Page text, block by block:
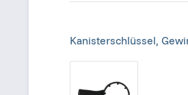
Kanisterschlüssel,